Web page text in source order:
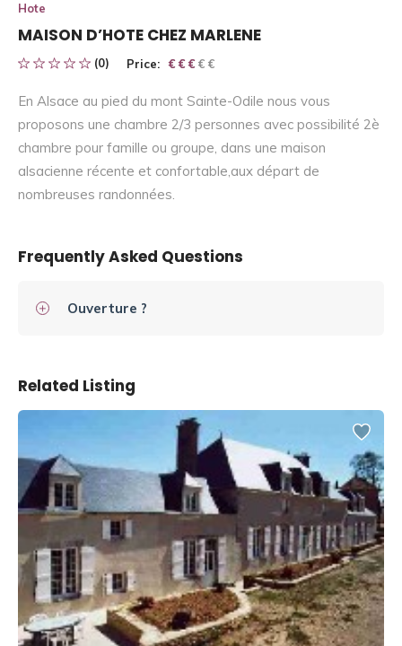
Hote
MAISON D’HOTE CHEZ MARLENE
(0) Price: € € € € €
€ € €
En Alsace au pied du mont Sainte-Odile nous vous
proposons une chambre 2/3 personnes avec possibilité 2è
chambre pour famille ou groupe, dans une maison
alsacienne récente et confortable,aux départ de
nombreuses randonnées.
Frequently Asked Questions
Ouverture ?
Related Listing